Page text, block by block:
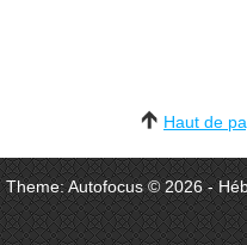
Haut de
Theme: Autofocus © 2026 -